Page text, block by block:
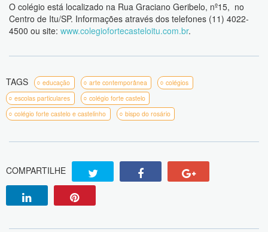
O colégio está localizado na Rua Graciano Geribelo, nº15, no
Centro de Itu/SP. Informações através dos telefones (11) 4022-
4500 ou site: www.colegiofortecasteloitu.com.br.
TAGS educação arte contemporânea
colégios
escolas particulares
colégio forte castelo
colégio forte castelo e castelinho
bispo do rosário
COMPARTILHE